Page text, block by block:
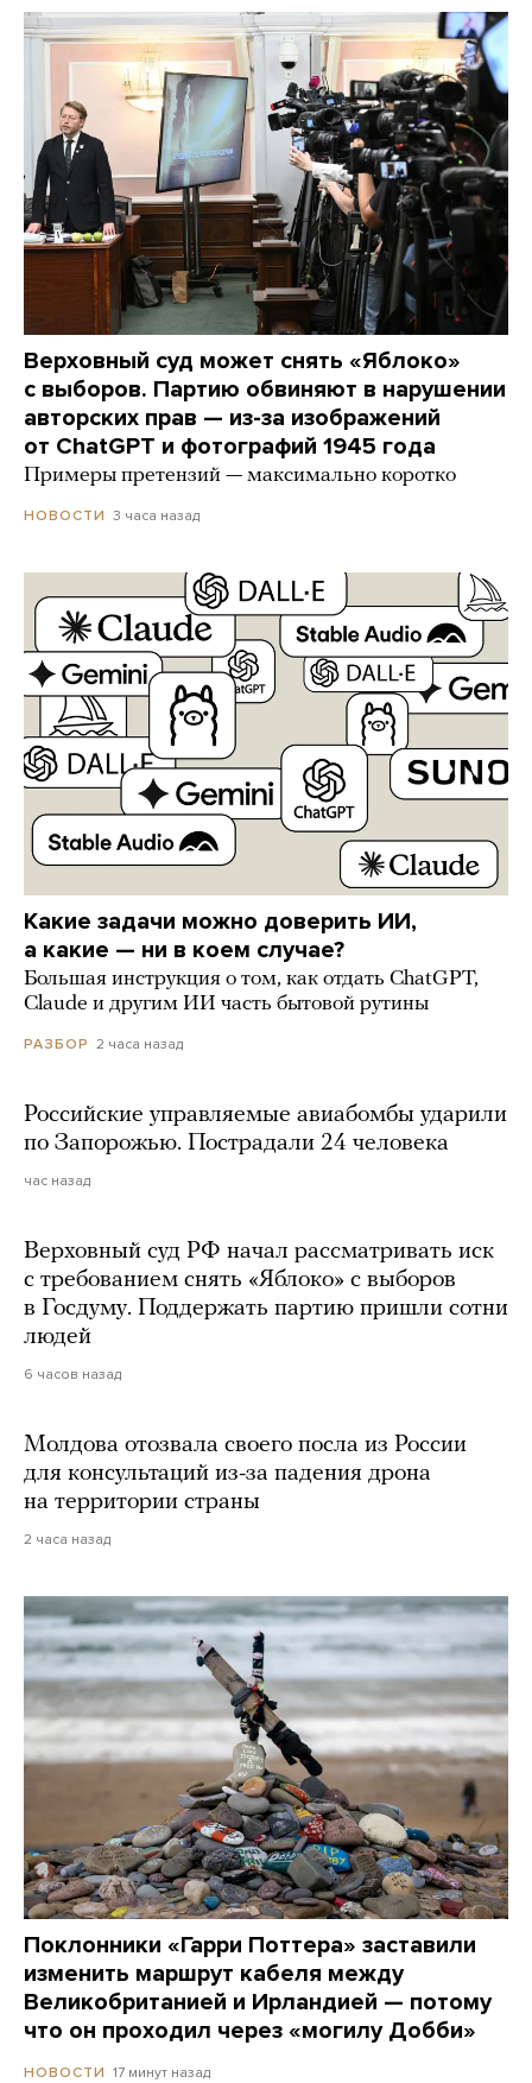
Верховный суд может снять «Яблоко»
с выборов. Партию обвиняют в нарушении
авторских прав — из-за изображений
от ChatGPT и фотографий 1945 года
Примеры претензий — максимально коротко
НОВОСТИ 3 часа назад
Какие задачи можно доверить ИИ,
а какие — ни в коем случае?
Большая инструкция о том, как отдать ChatGPT,
Claude и другим ИИ часть бытовой рутины
РАЗБОР 2 часа назад
Российские управляемые авиабомбы ударили
по Запорожью. Пострадали 24 человека
час назад
Верховный суд РФ начал рассматривать иск
с требованием снять «Яблоко» с выборов
в Госдуму. Поддержать партию пришли сотни
людей
6 часов назад
Молдова отозвала своего посла из России
для консультаций из-за падения дрона
на территории страны
2 часа назад
Поклонники «Гарри Поттера» заставили
изменить маршрут кабеля между
Великобританией и Ирландией — потому
что он проходил через «могилу Добби»
НОВОСТИ 17 минут назад